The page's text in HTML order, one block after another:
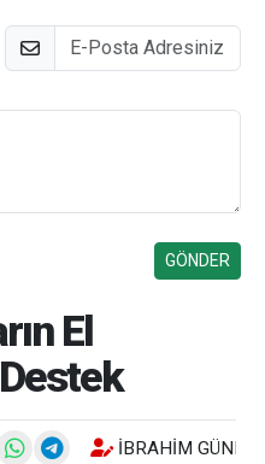
E-Posta
El
İBRAHIM GÜNEŞ